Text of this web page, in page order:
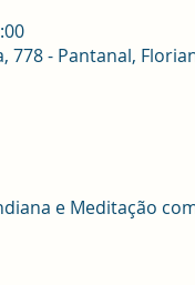
778 - Pantanal,
e Meditação